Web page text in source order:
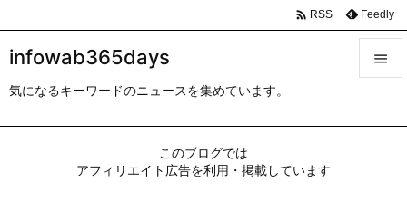
infowab365days
気になるキーワードのニュースを集めています。

 RSS Feedly
このブログでは
アフィリエイト広告を利用・掲載しています